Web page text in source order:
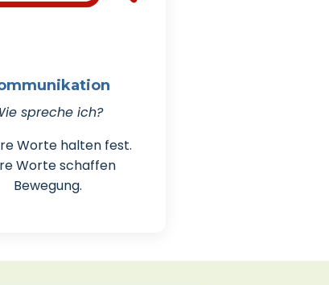
spreche ich?
Worte halten fest.
Worte schaffen
Bewegung.